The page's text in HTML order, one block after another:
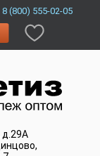
8 (800) 555-02-05
д.29А
,